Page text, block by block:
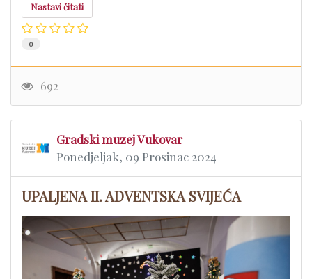
Nastavi čitati
0
692
Gradski muzej Vukovar
Ponedjeljak, 09 Prosinac 2024
UPALJENA II. ADVENTSKA SVIJEĆA